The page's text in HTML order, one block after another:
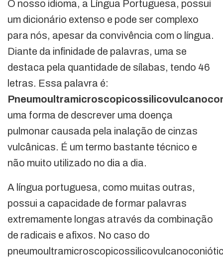
O nosso idioma, a Língua Portuguesa, possui
um dicionário extenso e pode ser complexo
para nós, apesar da convivência com o língua.
Diante da infinidade de palavras, uma se
destaca pela quantidade de sílabas, tendo 46
letras. Essa palavra é:
uma forma de descrever uma doença
pulmonar causada pela inalação de cinzas
vulcânicas. É um termo bastante técnico e
não muito utilizado no dia a dia.
A língua portuguesa, como muitas outras,
possui a capacidade de formar palavras
extremamente longas através da combinação
de radicais e afixos. No caso do